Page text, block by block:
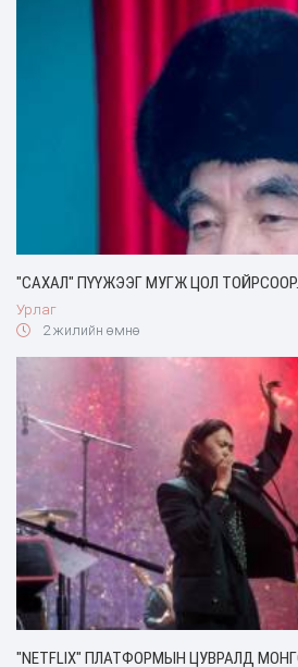
"САХАЛ" ПҮҮЖЭЭГ МУГЖ ЦОЛ
Урлаг
2 жилийн өмнө
"NETFLIX" ПЛАТФОРМЫН ЦУВРАЛД